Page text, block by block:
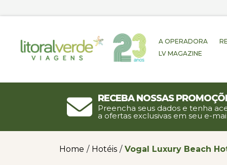
A OPERADORA
LV MAGAZINE
Receba nossas
Preencha seus dados e tenha
a ofertas exclusivas em seu e-
Home / Hotéis / Vogal Luxury Beach